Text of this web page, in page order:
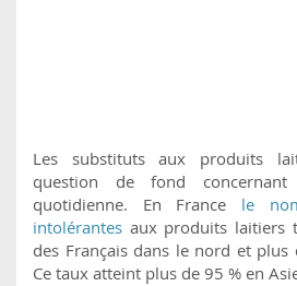
Les substituts aux produits
question de fond concernant
quotidienne. En France le
intolérantes aux produits laitiers
des Français dans le nord et plus
Ce taux atteint plus de 95 % en